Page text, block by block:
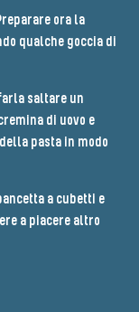
ora la
qualche goccia di
saltare un
di uovo e
pasta in modo
a cubetti e
a piacere altro